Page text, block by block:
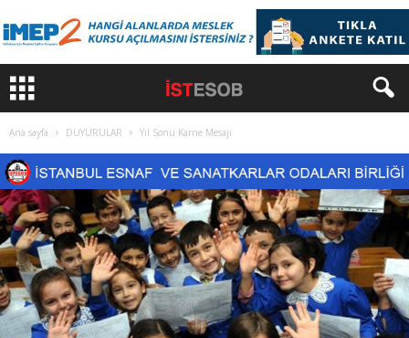
Ana sayfa DUYURULAR Yıl Sonu Karne Mesajı